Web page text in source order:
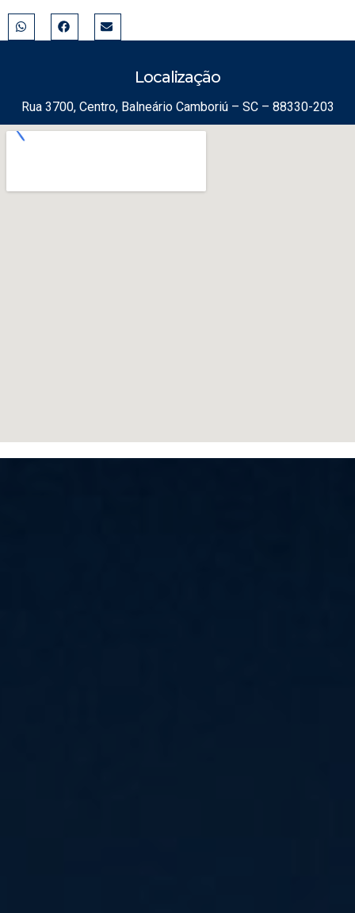
Localização
Rua 3700, Centro, Balneário Camboriú – SC – 88330-203